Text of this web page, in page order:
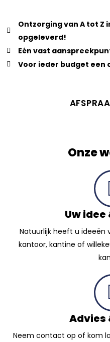
Ontzorging van A tot Z
opgeleverd!
Eén vast
Voor ieder budget een
Onze
Uw
Natuurlijk heeft u ideeën
kantoor, kantine of
Advies
Neem contact op of kom